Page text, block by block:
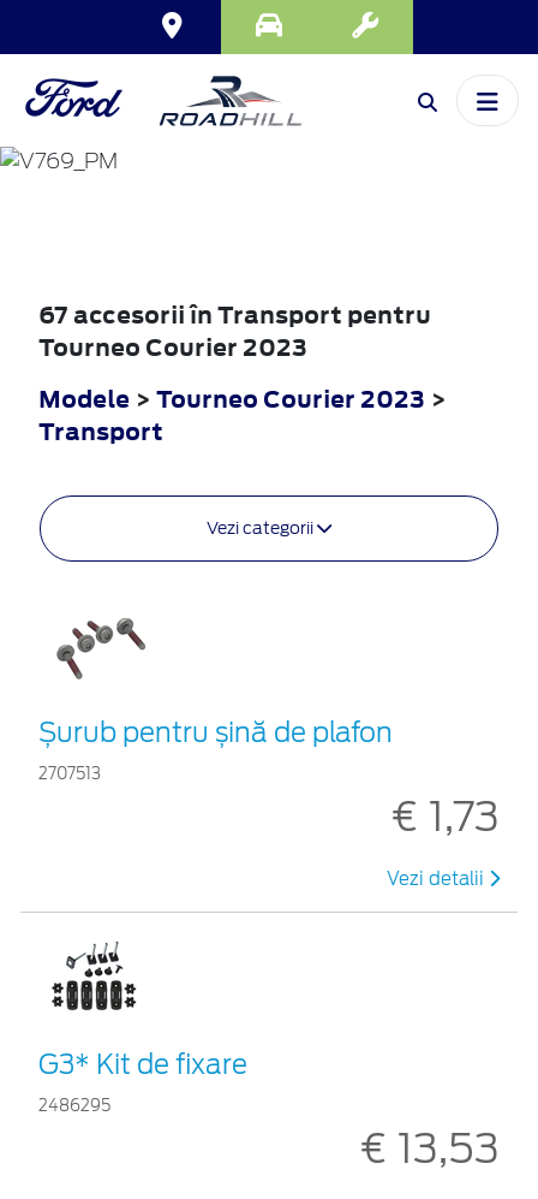
TOURNEO
COURIER
67 accesorii în Transport pentru
Tourneo Courier 2023
Modele > Tourneo Courier 2023 >
Transport
Vezi categorii
Șurub pentru șină de plafon
2707513
€ 1,73
Vezi detalii
G3* Kit de fixare
2486295
€ 13,53